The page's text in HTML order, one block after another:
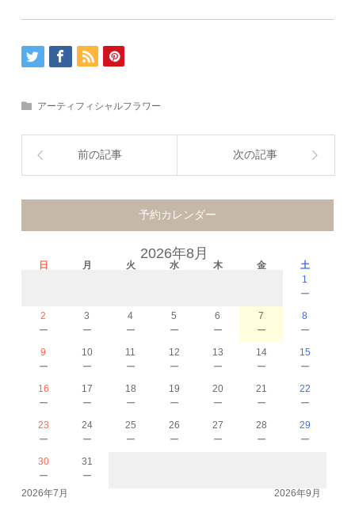
アーティフィシャルフラワー
前の記事 次の記事
予約カレンダー
2026年8月
日 月 火 水 木 金
土
1
－
2
－
3
－
4
－
5
－
6
－
7
－
8
－
9
－
10
－
11
－
12
－
13
－
14
－
15
－
16
－
17
－
18
－
19
－
20
－
21
－
22
－
23
－
24
－
25
－
26
－
27
－
28
－
29
－
30
－
31
－
2026年7月 2026年9月